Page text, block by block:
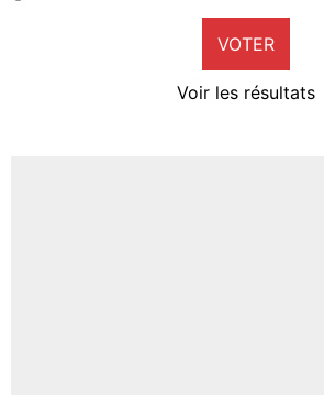
9%
VOTER
Voir les résultats